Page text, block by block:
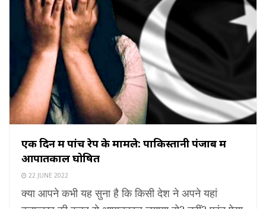
एक दिन में पांच रेप के मामले: पाकिस्तानी पंजाब में
आपातकाल घोषित
22 JUNE 2022
क्या आपने कभी यह सुना है कि किसी देश ने अपने यहां